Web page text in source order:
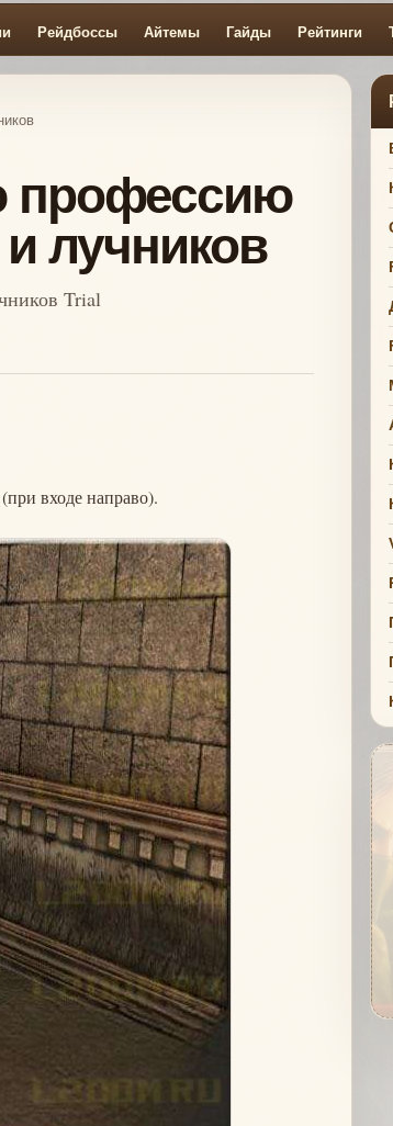
Рейдбоссы Айтемы Гайды Рейтинги
профессию
лучников
Trial
входе направо).